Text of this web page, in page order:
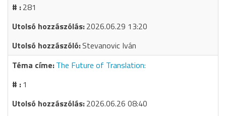
281
2026.06.29 13:20
Stevanovic Iván
The Future of Translation:
1
2026.06.26 08:40